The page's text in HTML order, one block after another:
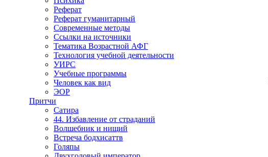
Реферат
Реферат гуманитарный
Современные методы
Ссылки на источники
Тематика Возрастной АФГ
Технология учебной деятельности
УИРС
Учебные программы
Человек как вид
ЭОР
Притчи
Сатира
44. Избавление от страданий
Волшебник и нищий
Встреча бодхисаттв
Голяпы